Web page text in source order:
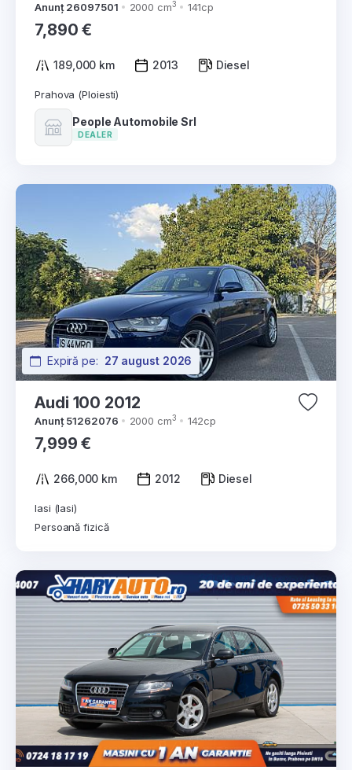
Anunț 26097501 2000 cm3 141cp
7,890 €
189,000 km 2013 Diesel
Prahova (Ploiesti)
People Automobile Srl
DEALER
Expiră pe: 27 august 2026
Audi 100 2012
Anunț 51262076 2000 cm3 142cp
7,999 €
266,000 km 2012 Diesel
Iasi (Iasi)
Persoană fizică